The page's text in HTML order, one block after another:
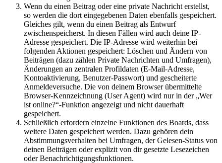
Wenn du einen Beitrag oder eine private Nachricht erstellst,
so werden die dort eingegebenen Daten ebenfalls gespeichert.
Gleiches gilt, wenn du einen Beitrag als Entwurf
zwischenspeicherst. In diesen Fällen wird auch deine IP-
Adresse gespeichert. Die IP-Adresse wird weiterhin bei
folgenden Aktionen gespeichert: Löschen und Ändern von
Beiträgen (dazu zählen Private Nachrichten und Umfragen),
Änderungen an zentralen Profildaten (E-Mail-Adresse,
Kontoaktivierung, Benutzer-Passwort) und gescheiterte
Anmeldeversuche. Die von deinem Browser übermittelte
Browser-Kennzeichnung (User Agent) wird nur in der „Wer
ist online?“-Funktion angezeigt und nicht dauerhaft
gespeichert.
Schließlich erfordern einzelne Funktionen des Boards, dass
weitere Daten gespeichert werden. Dazu gehören dein
Abstimmungsverhalten bei Umfragen, der Gelesen-Status von
deinen Beiträgen oder explizit von dir gesetzte Lesezeichen
oder Benachrichtigungsfunktionen.